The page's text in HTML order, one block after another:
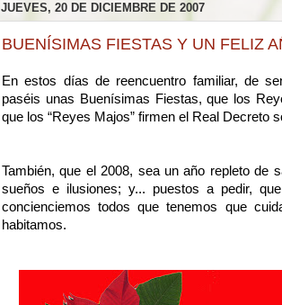
JUEVES, 20 DE DICIEMBRE DE 2007
BUENÍSIMAS FIESTAS Y UN FELIZ
En estos días de reencuentro familiar, de
paséis unas Buenísimas Fiestas, que los
que los “Reyes Majos” firmen el Real Decreto
También, que el 2008, sea un año repleto de
sueños e ilusiones; y... puestos a pedir,
concienciemos todos que tenemos que
habitamos.